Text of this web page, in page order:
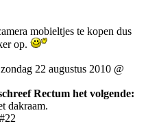
mobieltjes te kopen dus
op.
22 augustus 2010 @
Rectum het volgende:
dakraam.
#22